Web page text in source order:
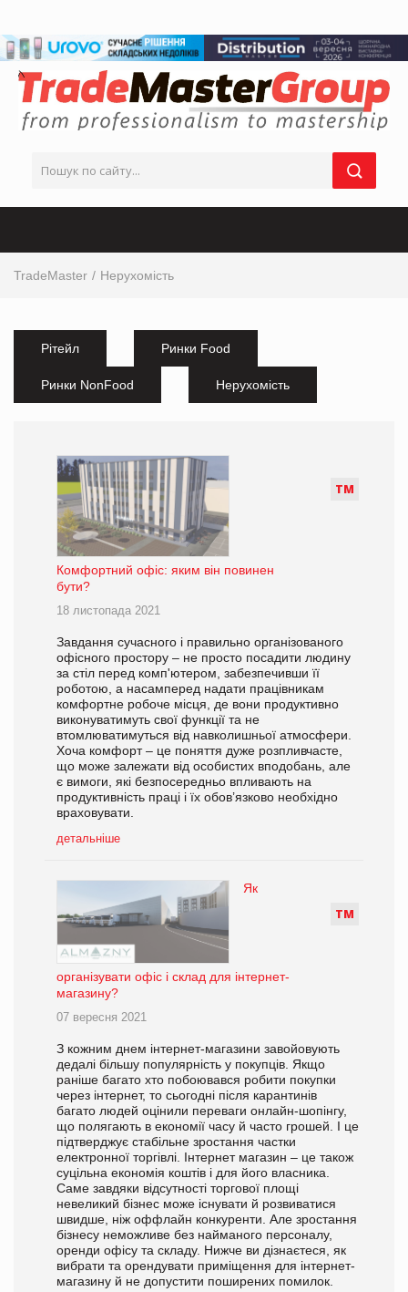
TradeMaster Нерухомість
Рітейл Ринки Food
Ринки NonFood Нерухомість
ТМ
Комфортний офіс: яким він повинен
бути?
18 листопада 2021
Завдання сучасного і правильно організованого
офісного простору – не просто посадити людину
за стіл перед комп'ютером, забезпечивши її
роботою, а насамперед надати працівникам
комфортне робоче місця, де вони продуктивно
виконуватимуть свої функції та не
втомлюватимуться від навколишньої атмосфери.
Хоча комфорт – це поняття дуже розпливчасте,
що може залежати від особистих вподобань, але
є вимоги, які безпосередньо впливають на
продуктивність праці і їх обов’язково необхідно
враховувати.
детальніше
ТМ
Як
організувати офіс і склад для інтернет-
магазину?
07 вересня 2021
З кожним днем інтернет-магазини завойовують
дедалі більшу популярність у покупців. Якщо
раніше багато хто побоювався робити покупки
через інтернет, то сьогодні після карантинів
багато людей оцінили переваги онлайн-шопінгу,
що полягають в економії часу й часто грошей. І це
підтверджує стабільне зростання частки
електронної торгівлі. Інтернет магазин – це також
суцільна економія коштів і для його власника.
Саме завдяки відсутності торгової площі
невеликий бізнес може існувати й розвиватися
швидше, ніж оффлайн конкуренти. Але зростання
бізнесу неможливе без найманого персоналу,
оренди офісу та складу. Нижче ви дізнаєтеся, як
вибрати та орендувати приміщення для інтернет-
магазину й не допустити поширених помилок.